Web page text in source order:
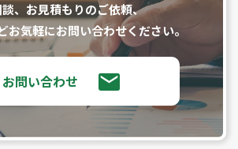
、お⾒積もりのご依頼、
お気軽にお問い合わせください。
お問い合わせ